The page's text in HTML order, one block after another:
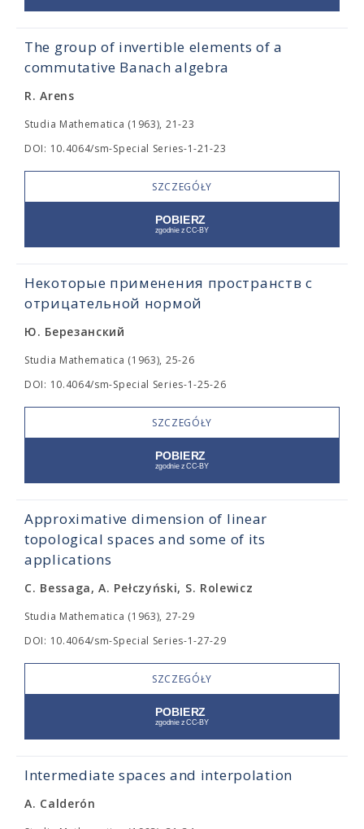
The group of invertible elements of a
commutative Banach algebra
R. Arens
Studia Mathematica (1963), 21-23
DOI: 10.4064/sm-Special Series-1-21-23
SZCZEGÓŁY
Некоторые применения пространств с
отрицательной нормой
Ю. Березанский
Studia Mathematica (1963), 25-26
DOI: 10.4064/sm-Special Series-1-25-26
SZCZEGÓŁY
Approximative dimension of linear
topological spaces and some of its
applications
C. Bessaga, A. Pełczyński, S. Rolewicz
Studia Mathematica (1963), 27-29
DOI: 10.4064/sm-Special Series-1-27-29
SZCZEGÓŁY
Intermediate spaces and interpolation
A. Calderón